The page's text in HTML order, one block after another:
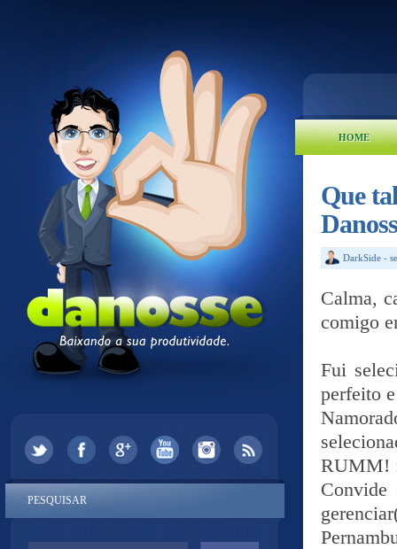
HOME
Que
DarkSide -
Calma,
comigo
Fui
perfeito
RUMM!
Convide
PESQUISAR